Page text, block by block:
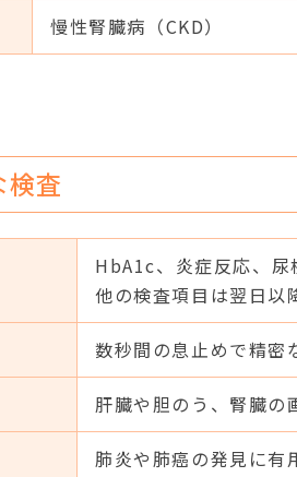
慢性腎臓病（CKD）
査
HbA1c、炎症反応、
他の検査項目は翌日以
数秒間の息止めで精密
肝臓や胆のう、腎臓の
肺炎や肺癌の発見に有